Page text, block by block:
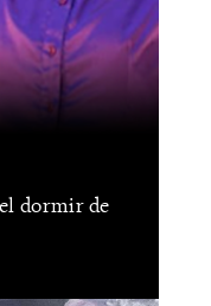
dormir de